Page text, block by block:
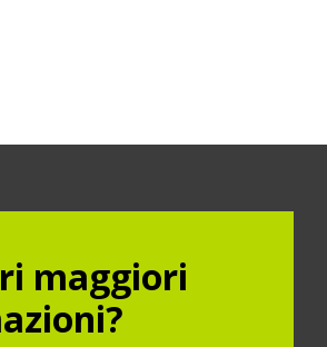
maggiori